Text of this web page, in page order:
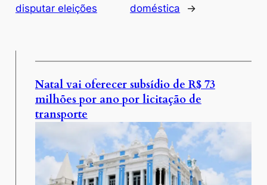
disputar eleições
doméstica
→
Natal vai oferecer subsídio de R$ 73
milhões por ano por licitação de
transporte